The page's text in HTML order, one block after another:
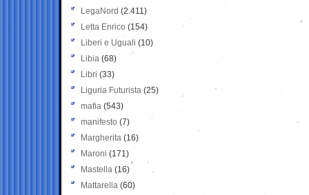
LegaNord (2.411)
Letta Enrico (154)
Liberi e Uguali (10)
Libia (68)
Libri (33)
Liguria Futurista (25)
mafia (543)
manifesto (7)
Margherita (16)
Maroni (171)
Mastella (16)
Mattarella (60)